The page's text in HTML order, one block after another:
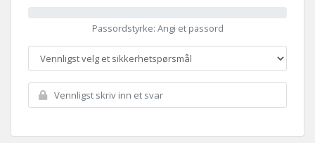
Passordstyrke: Angi et passord